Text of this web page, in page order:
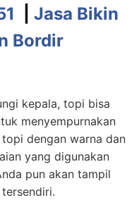
Jasa Bikin
Bordir
kepala, topi bisa
menyempurnakan
dengan warna dan
yang digunakan
pun akan tampil